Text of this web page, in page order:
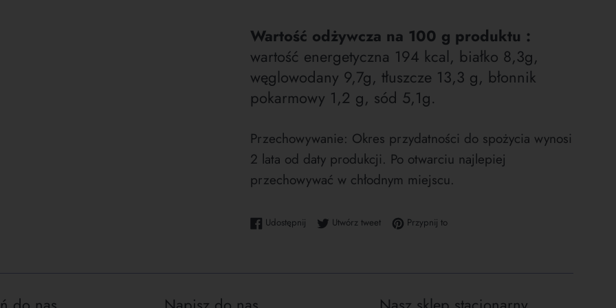
Wartość odżywcza na 100 g produktu :
wartość energetyczna 194 kcal, białko 8,3g,
węglowodany 9,7g, tłuszcze 13,3 g, błonnik
pokarmowy 1,2 g, sód 5,1g.
Przechowywanie: Okres przydatności do spożycia wynosi
2 lata od daty produkcji. Po otwarciu najlepiej
przechowywać w chłodnym miejscu.
Udostępnij Udostępnij na Facebooku
Utwórz tweetTweetuj na Twitterze
Przypnij toPrzypnij do tablicy Pinterest